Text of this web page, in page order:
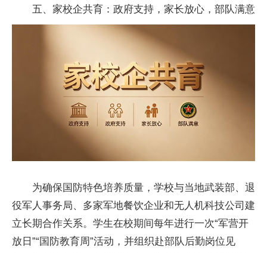
五、家校企共育：政府支持，家长放心，部队满意
为确保国防特色培养质量，学校与当地武装部、退
役军人事务局、多家军地餐饮企业和无人机科技公司建
立长期合作关系。学生在校期间每年进行一次“军营开
放日”“国防教育周”活动，并组织赴部队后勤岗位见